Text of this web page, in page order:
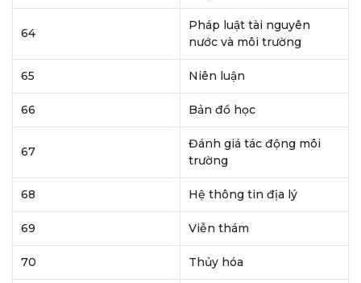
64
Pháp luật tài nguyên
nước và môi trường
65 Niên luận
66 Bản đồ học
67
Đánh giá tác động môi
trường
68 Hệ thông tin địa lý
69 Viễn thám
70 Thủy hóa